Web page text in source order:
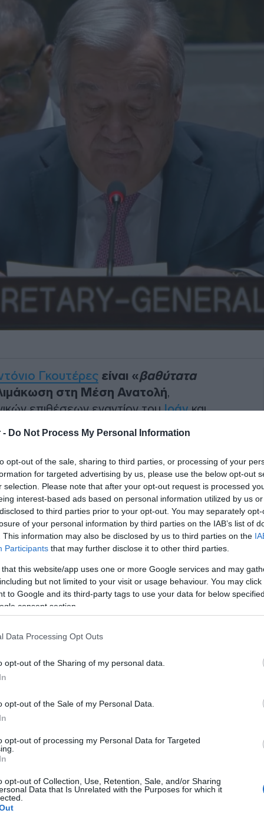
- Do Not Process My Personal Information
opt-out of the sale, sharing to third parties, or processing of your
for targeted advertising by us, please use the below opt-out
selection. Please note that after your opt-out request is processed
interest-based ads based on personal information utilized by us
to third parties prior to your opt-out. You may separately
of your personal information by third parties on the IAB’s list of
This information may also be disclosed by us to third parties on the
Participants that may further disclose it to other third parties.
that this website/app uses one or more Google services and may
but not limited to your visit or usage behaviour. You may
to Google and its third-party tags to use your data for below
consent section.
Data Processing Opt Outs
opt-out of the Sharing of my personal data.
opt-out of the Sale of my Personal Data.
opt-out of processing my Personal Data for Targeted
opt-out of Collection, Use, Retention, Sale, and/or Sharing
Data that Is Unrelated with the Purposes for which it
Γκουτέρες είναι «βαθύτατα
στη Μέση Ανατολή,
επιθέσεων εναντίον τουΙράνκαι
Κόλπου, όπως ανέφερε o
πλευρές « να επιστρέψουν
και να αποφύγουν τυχόν περαιτέρω
είπε χθες στο Συμβούλιο
επανέναρξη της σύγκρουσης, με
και όλο τον κόσμο, ιδίως για τις πιο
ως προτεινόμενη
στην Google